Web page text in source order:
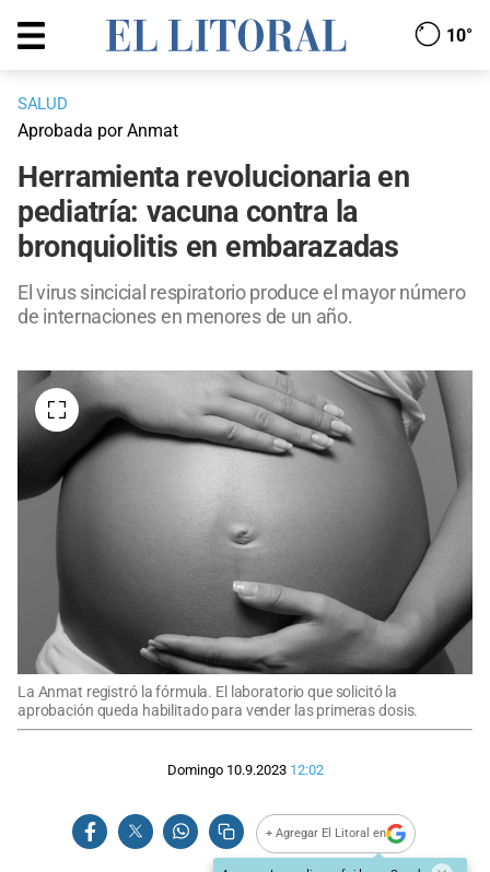
10°
SALUD
Aprobada por Anmat
Herramienta revolucionaria en
pediatría: vacuna contra la
bronquiolitis en embarazadas
El virus sincicial respiratorio produce el mayor número
de internaciones en menores de un año.
La Anmat registró la fórmula. El laboratorio que solicitó la
aprobación queda habilitado para vender las primeras dosis.
Domingo 10.9.2023 12:02
+ Agregar El Litoral en